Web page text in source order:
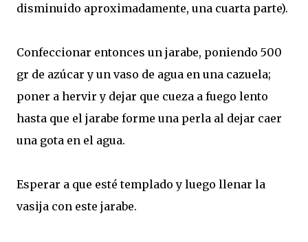
disminuido aproximadamente, una cuarta parte).
Confeccionar entonces un jarabe, poniendo 500
gr de azúcar y un vaso de agua en una cazuela;
poner a hervir y dejar que cueza a fuego lento
hasta que el jarabe forme una perla al dejar caer
una gota en el agua.
Esperar a que esté templado y luego llenar la
vasija con este jarabe.